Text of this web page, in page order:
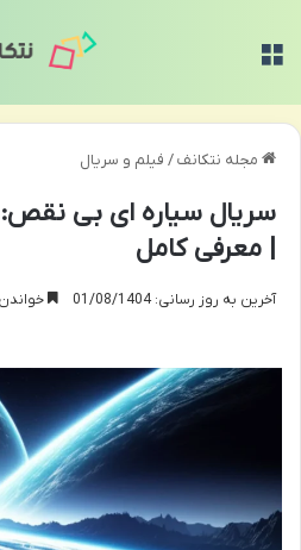
مجله نتکانف/ فیلم و سریال
سریال سیاره ای بی
| معرفی کامل
آخرین به روز رسانی: 01/08/1404 خواندن این